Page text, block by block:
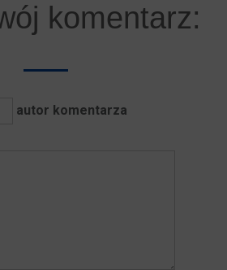
komentarz:
autor komentarza